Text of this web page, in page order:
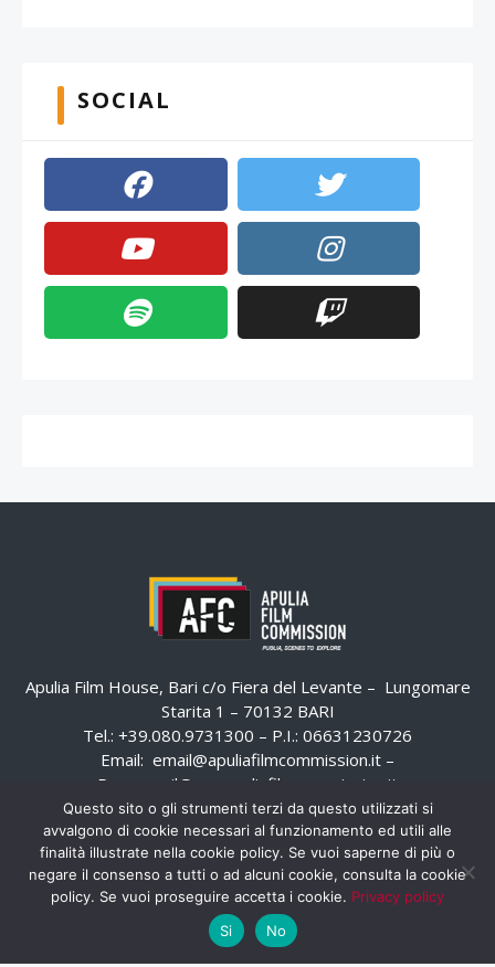
SOCIAL
Apulia Film House, Bari c/o Fiera del Levante – Lungomare
Starita 1 – 70132 BARI
Tel.: +39.080.9731300 – P.I.: 06631230726
Email: email@apuliafilmcommission.it –
Pec:
email@pec.apuliafilmcommission.it
Questo sito o gli strumenti terzi da questo utilizzati si
avvalgono di cookie necessari al funzionamento ed utili alle
finalità illustrate nella cookie policy. Se vuoi saperne di più o
negare il consenso a tutti o ad alcuni cookie, consulta la cookie
policy. Se vuoi proseguire accetta i cookie. Privacy policy
Si
No